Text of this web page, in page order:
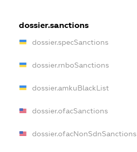
dossier.sanctions
dossier.specSanctions
dossier.rnboSanctions
dossier.amkuBlackList
dossier.ofacSanctions
dossier.ofacNonSdnSanctions